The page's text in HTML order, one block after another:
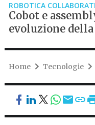
ROBOTICA
Cobot e
evoluzione
Home Tecnologie